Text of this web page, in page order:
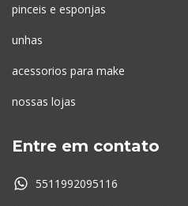
pinceis e esponjas
unhas
acessorios para make
nossas lojas
Entre em contato
5511992095116